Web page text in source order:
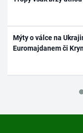
Mýty o válce na
Euromajdanem či